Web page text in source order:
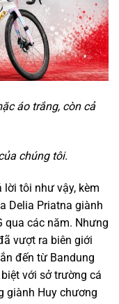
áo trắng, còn cả
chúng tôi.
lời tôi như vậy, kèm
Delia Priatna giành
qua các năm. Nhưng
vượt ra biên giới
đến từ Bandung
với sở trường cá
giành Huy chương